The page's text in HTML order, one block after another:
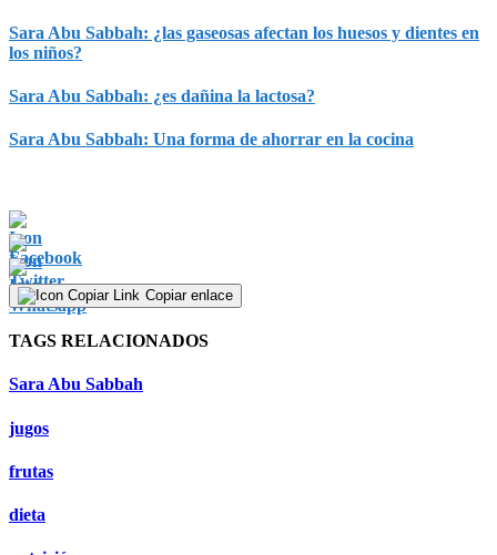
Sara Abu Sabbah: ¿las gaseosas afectan los huesos y dientes en
los niños?
Sara Abu Sabbah: ¿es dañina la lactosa?
Sara Abu Sabbah: Una forma de ahorrar en la cocina
Copiar enlace
TAGS RELACIONADOS
Sara Abu Sabbah
jugos
frutas
dieta